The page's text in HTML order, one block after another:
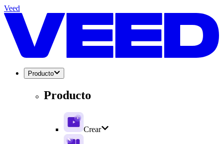
Veed
Producto
Producto
Crear